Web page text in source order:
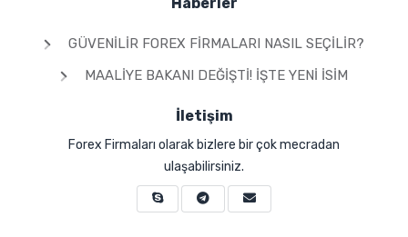
GÜVENILIR FOREX FIRMALARI NASIL SEÇILIR?
MAALIYE BAKANI DEĞIŞTI! İŞTE YENI İSIM
İletişim
Forex Firmaları olarak bizlere bir çok mecradan
ulaşabilirsiniz.